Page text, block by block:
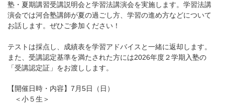
塾・夏期講習受講説明会と学習法講演会を実施します。学習法講
演会では河合塾講師が夏の過ごし方、学習の進め方などについて
お話します。ぜひご参加ください！
テストは採点し、成績表を学習アドバイスと一緒に返却します。
また、受講認定基準を満たされた方には2026年度２学期入塾の
「受講認定証」をお渡しします。
【開催日時・内容】7月5日（日）
＜小５生＞